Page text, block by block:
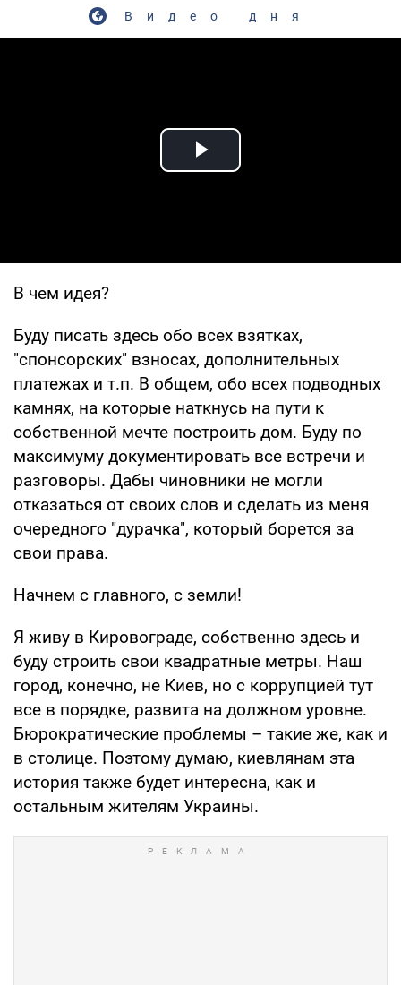
Видео дня
Play Video
В чем идея?
Буду писать здесь обо всех взятках,
"спонсорских" взносах, дополнительных
платежах и т.п. В общем, обо всех подводных
камнях, на которые наткнусь на пути к
собственной мечте построить дом. Буду по
максимуму документировать все встречи и
разговоры. Дабы чиновники не могли
отказаться от своих слов и сделать из меня
очередного "дурачка", который борется за
свои права.
Начнем с главного, с земли!
Я живу в Кировограде, собственно здесь и
буду строить свои квадратные метры. Наш
город, конечно, не Киев, но с коррупцией тут
все в порядке, развита на должном уровне.
Бюрократические проблемы – такие же, как и
в столице. Поэтому думаю, киевлянам эта
история также будет интересна, как и
остальным жителям Украины.